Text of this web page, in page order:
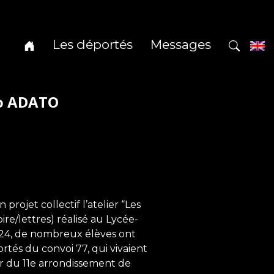
Les déportés Messages
projet collectif l’atelier “Les
lettres) réalisé au Lycée-
de nombreux élèves ont
du convoi 77, qui vivaient
11e arrondissement de